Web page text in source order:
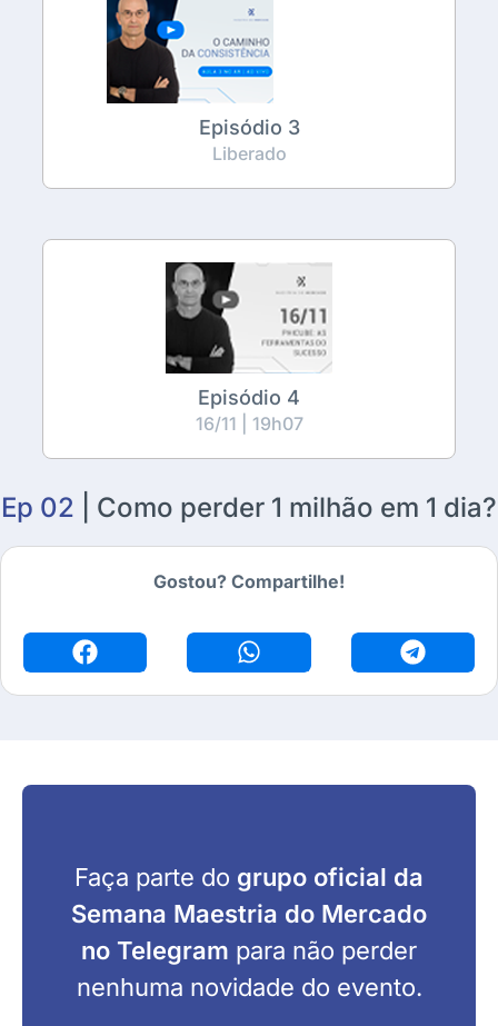
Episódio 3
Liberado
Episódio 4
16/11 | 19h07
Ep 02 | Como perder 1 milhão em 1 dia?
Gostou? Compartilhe!
Faça parte do grupo oficial da
Semana Maestria do Mercado
no Telegram para não perder
nenhuma novidade do evento.